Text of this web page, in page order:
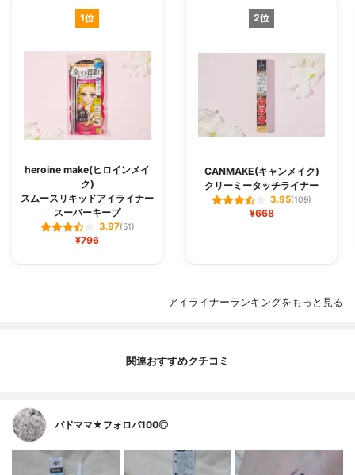
1位
heroine make(ヒロインメイ
ク)
スムースリキッドアイライナー
スーパーキープ
3.97(51)
¥796
2位
CANMAKE(キャンメイク)
クリーミータッチライナー
3.95(109)
¥668
アイライナーランキングをもっと見る
関連おすすめクチコミ
バドママ★フォロバ100◎